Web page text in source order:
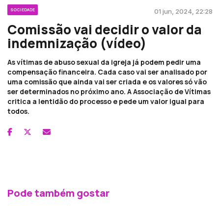
SOCIEDADE 01 jun, 2024, 22:28
Comissão vai decidir o valor da
indemnização (vídeo)
As vítimas de abuso sexual da igreja já podem pedir uma
compensação financeira. Cada caso vai ser analisado por
uma comissão que ainda vai ser criada e os valores só vão
ser determinados no próximo ano. A Associação de Vítimas
critica a lentidão do processo e pede um valor igual para
todos.
Pode também gostar